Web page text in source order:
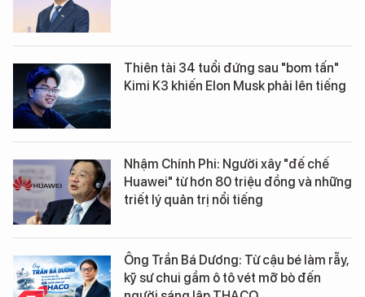
Thiên tài 34 tuổi đứng sau "bom tấn"
Kimi K3 khiến Elon Musk phải lên tiếng
Nhậm Chính Phi: Người xây "đế chế
Huawei" từ hơn 80 triệu đồng và những
triết lý quản trị nổi tiếng
Ông Trần Bá Dương: Từ cậu bé làm rẫy,
kỹ sư chui gầm ô tô vét mỡ bò đến